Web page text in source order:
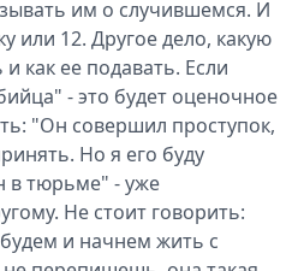
им о случившемся. И
или 12. Другое дело, какую
как ее подавать. Если
- это будет оценочное
"Он совершил проступок,
Но я его буду
в тюрьме" - уже
Не стоит говорить:
и начнем жить с